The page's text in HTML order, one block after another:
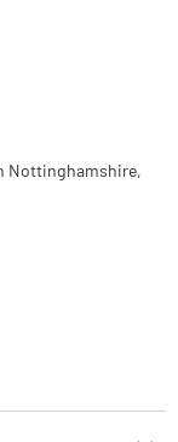
Nottinghamshire,